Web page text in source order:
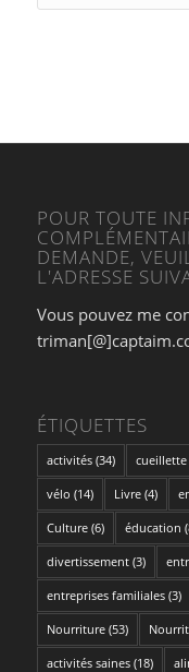
POUR TOUTE
DEMANDE,
L'ADRESSE
Vous pouvez me
ÉTIQUETTES
activités(34)
vélo (14) Livre(4)
Culture(6) éducation
divertissement(3)
entreprises familiales(3)
Nourriture(53)
activités saines(18)